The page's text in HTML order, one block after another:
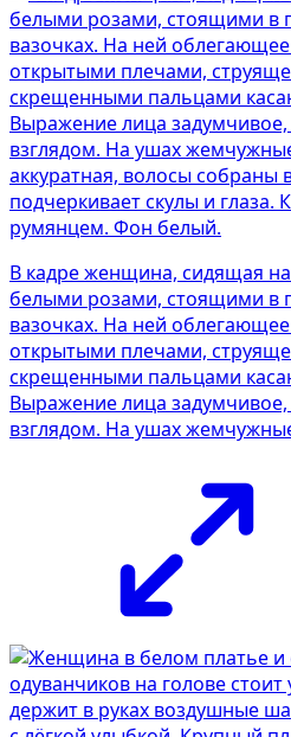
В кадре женщина, сидящая
белыми розами, стоящими в
вазочках. На ней
открытыми плечами,
скрещенными пальцами
Выражение лица
взглядом. На ушах